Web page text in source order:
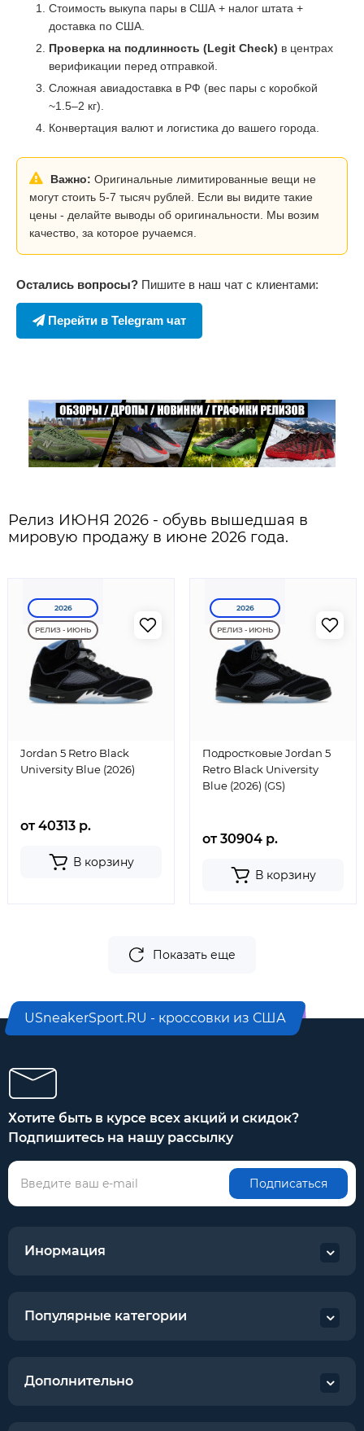
Стоимость выкупа пары в США + налог штата +
доставка по США.
Проверка на подлинность (Legit Check) в центрах
верификации перед отправкой.
Сложная авиадоставка в РФ (вес пары с коробкой
~1.5–2 кг).
Конвертация валют и логистика до вашего города.
Важно: Оригинальные лимитированные вещи не
могут стоить 5-7 тысяч рублей. Если вы видите такие
цены - делайте выводы об оригинальности. Мы возим
качество, за которое ручаемся.
Остались вопросы? Пишите в наш чат с клиентами:
Перейти в Telegram чат
Релиз ИЮНЯ 2026 - обувь вышедшая в
мировую продажу в июне 2026 года.
2026
РЕЛИЗ - ИЮНЬ
Jordan 5 Retro Black
University Blue (2026)
от 40313 р.
В корзину
2026
РЕЛИЗ - ИЮНЬ
Подростковые Jordan 5
Retro Black University
Blue (2026) (GS)
от 30904 р.
В корзину
Показать еще
USneakerSport.RU - кроссовки из США
Хотите быть в курсе всех акций и скидок?
Подпишитесь на нашу рассылку
Подписаться
Инормация
Популярные категории
Дополнительно